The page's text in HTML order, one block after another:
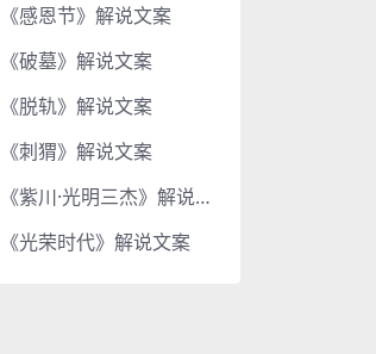
《感恩节》解说文案
《破墓》解说文案
《脱轨》解说文案
《刺猬》解说文案
《紫川·光明三杰》解说文案
《光荣时代》解说文案